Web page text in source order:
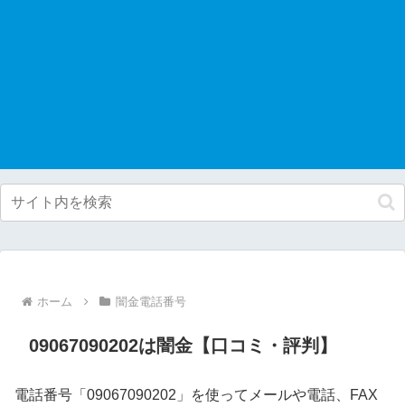
ホーム 闇金電話番号
09067090202は闇金【口コミ・評判】
電話番号「09067090202」を使ってメールや電話、FAX